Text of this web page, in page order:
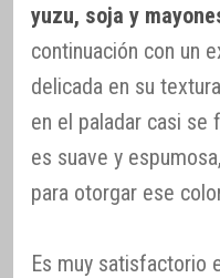
yuzu, soja y
continuación con un
delicada en su
en el paladar casi se
es suave y
para otorgar ese
Es muy satisfactorio